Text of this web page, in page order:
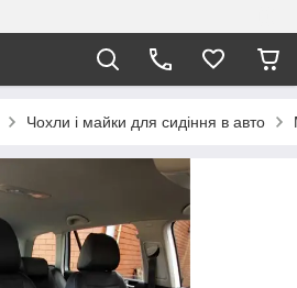
Чохли і майки для сидіння в авто